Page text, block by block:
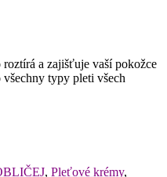
roztírá a zajišťuje vaší pokožce
typy pleti všech
, Pleťové krémy,